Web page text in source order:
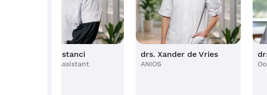
Şeyma Bostanci
Physician Assistant
drs. Xander de Vries
ANIOS